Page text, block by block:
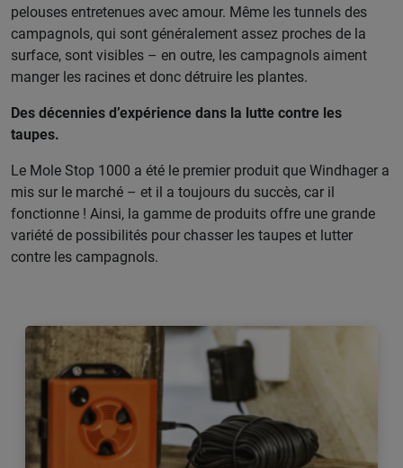
pelouses entretenues avec amour. Même les tunnels des
campagnols, qui sont généralement assez proches de la
surface, sont visibles – en outre, les campagnols aiment
manger les racines et donc détruire les plantes.
Des décennies d’expérience dans la lutte contre les
taupes.
Le Mole Stop 1000 a été le premier produit que Windhager a
mis sur le marché – et il a toujours du succès, car il
fonctionne ! Ainsi, la gamme de produits offre une grande
variété de possibilités pour chasser les taupes et lutter
contre les campagnols.